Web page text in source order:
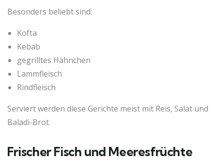
Besonders beliebt sind:
Kofta
Kebab
gegrilltes Hähnchen
Lammfleisch
Rindfleisch
Serviert werden diese Gerichte meist mit Reis, Salat und
Baladi-Brot.
Frischer Fisch und Meeresfrüchte